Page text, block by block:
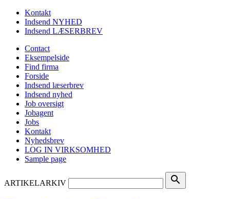
Kontakt
Indsend NYHED
Indsend LÆSERBREV
Contact
Eksempelside
Find firma
Forside
Indsend læserbrev
Indsend nyhed
Job oversigt
Jobagent
Jobs
Kontakt
Nyhedsbrev
LOG IN VIRKSOMHED
Sample page
ARTIKELARKIV search